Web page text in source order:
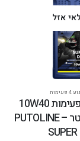
אזל
שמן מנוע 4 פעימות 10W40
פוטוליין 1 ליטר – PUTOLINE